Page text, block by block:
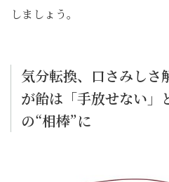
しましょう。
気分転換、口さみし
が飴は「手放せない」
の“相棒”に